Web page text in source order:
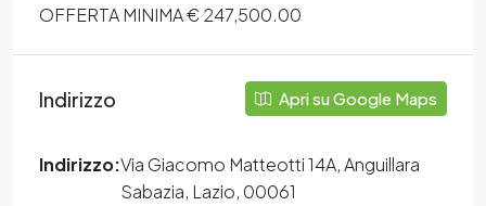
OFFERTA MINIMA € 247,500.00
Indirizzo Apri su Google Maps
Indirizzo:Via Giacomo Matteotti 14A, Anguillara
Sabazia, Lazio, 00061